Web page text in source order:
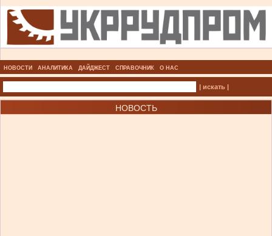
НОВОСТИ АНАЛИТИКА ДАЙДЖЕСТ СПРАВОЧНИК О НАС
| искать |
НОВОСТЬ